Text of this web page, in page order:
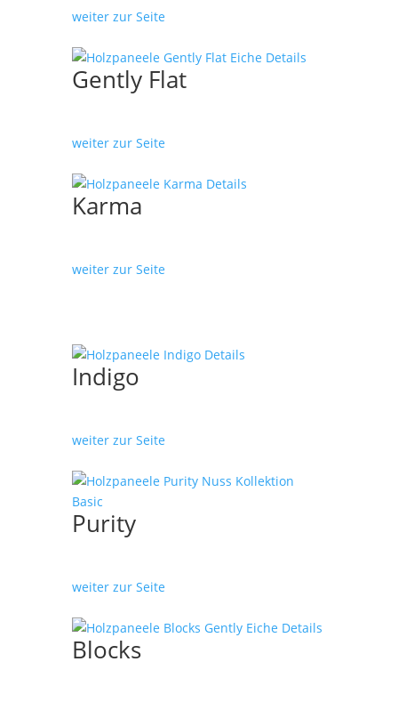
weiter zur Seite
Gently Flat
weiter zur Seite
Karma
weiter zur Seite
Indigo
weiter zur Seite
Purity
weiter zur Seite
Blocks